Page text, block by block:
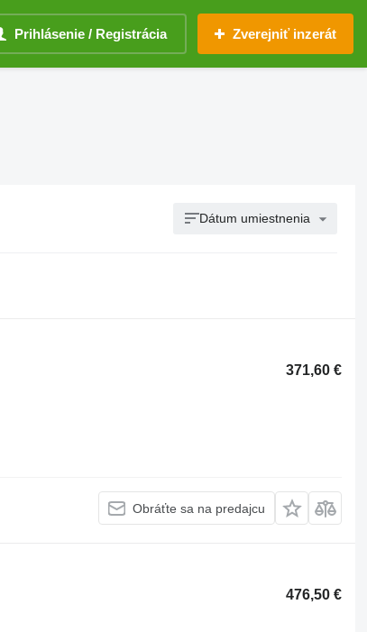
Prihlásenie / Registrácia Zverejniť inzerát
Dátum umiestnenia
371,60 €
Obráťte sa na predajcu
476,50 €